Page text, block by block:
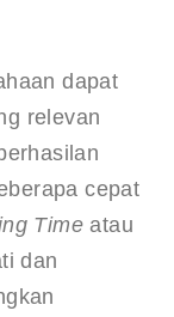
dapat
relevan
cepat
Time atau
dan